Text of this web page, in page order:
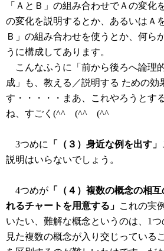
「ＡとＢ」の組み合わせでＡの変化
の変化を説明するとか、あるいはＡ
Ｂ」の組み合わせを使うとか、何ら
うに構成してあります。
こんなふうに「前から後ろへ論理
成」も、教える／説明する ための効
す・・・・・まあ、これやろうとす
ね、すごく(^^ゞ(^^ゞ(^^ゞ
3つめに 「（３）身近な例を出す」
説明はいらないでしょう。
4つめが 「（４）複数の概念の相
れるチャートを用意する」 これの実
いたい、難解な概念というのは、1
見た複数の概念が入り交じっている